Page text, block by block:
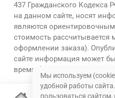
437 Гражданского Кодекса
на данном сайте, носят
являются
стоимость
оформлении заказа).
сайте информация может
время без
Мы используем
удобной работы
пользоваться